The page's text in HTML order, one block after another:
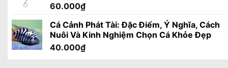
60.000₫
Cá Cảnh Phát Tài: Đặc Điểm, Ý Nghĩa, Cách
Nuôi Và Kinh Nghiệm Chọn Cá Khỏe Đẹp
40.000₫